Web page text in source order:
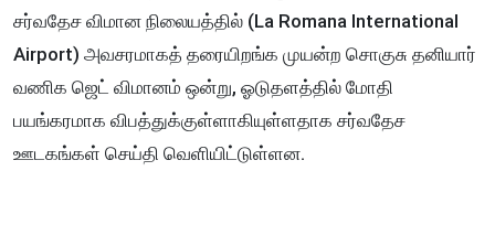
சர்வதேச விமான நிலையத்தில் (La Romana International
Airport) அவசரமாகத் தரையிறங்க முயன்ற சொகுசு தனியார்
வணிக ஜெட் விமானம் ஒன்று, ஓடுதளத்தில் மோதி
பயங்கரமாக விபத்துக்குள்ளாகியுள்ளதாக சர்வதேச
ஊடகங்கள் செய்தி வெளியிட்டுள்ளன.